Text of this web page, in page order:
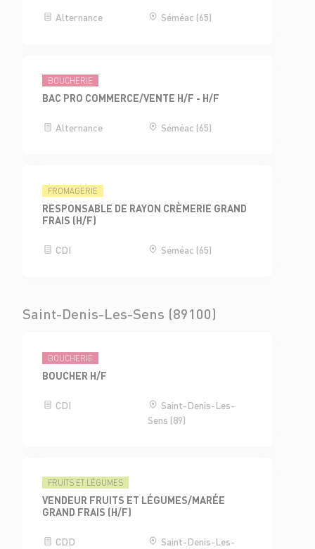
Alternance Séméac (65)
BOUCHERIE
BAC PRO COMMERCE/VENTE H/F - H/F
Alternance Séméac (65)
FROMAGERIE
RESPONSABLE DE RAYON CRÈMERIE GRAND
FRAIS (H/F)
CDI Séméac (65)
Saint-Denis-Les-Sens (89100)
BOUCHERIE
BOUCHER H/F
CDI
Saint-Denis-Les-
Sens (89)
FRUITS ET LÉGUMES
VENDEUR FRUITS ET LÉGUMES/MARÉE
GRAND FRAIS (H/F)
CDD Saint-Denis-Les-